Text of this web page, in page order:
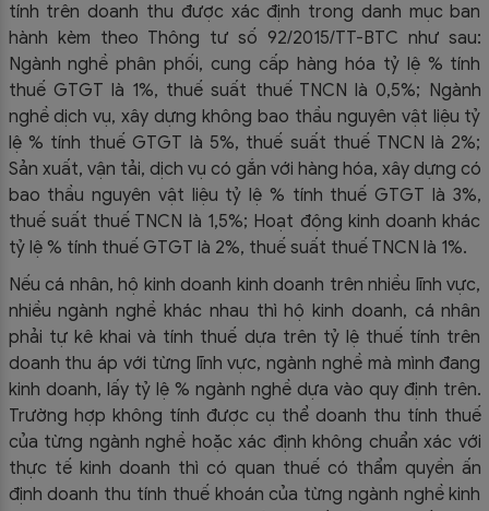
tính trên doanh thu được xác định trong danh mục ban
hành kèm theo Thông tư số 92/2015/TT-BTC như sau:
Ngành nghề phân phối, cung cấp hàng hóa tỷ lệ % tính
thuế GTGT là 1%, thuế suất thuế TNCN là 0,5%; Ngành
nghề dịch vụ, xây dựng không bao thầu nguyên vật liệu tỷ
lệ % tính thuế GTGT là 5%, thuế suất thuế TNCN là 2%;
Sản xuất, vận tải, dịch vụ có gắn với hàng hóa, xây dựng có
bao thầu nguyên vật liệu tỷ lệ % tính thuế GTGT là 3%,
thuế suất thuế TNCN là 1,5%; Hoạt động kinh doanh khác
tỷ lệ % tính thuế GTGT là 2%, thuế suất thuế TNCN là 1%.
Nếu cá nhân, hộ kinh doanh kinh doanh trên nhiều lĩnh vực,
nhiều ngành nghề khác nhau thì hộ kinh doanh, cá nhân
phải tự kê khai và tính thuế dựa trên tỷ lệ thuế tính trên
doanh thu áp với từng lĩnh vực, ngành nghề mà mình đang
kinh doanh, lấy tỷ lệ % ngành nghề dựa vào quy định trên.
Trường hợp không tính được cụ thể doanh thu tính thuế
của từng ngành nghề hoặc xác định không chuẩn xác với
thực tế kinh doanh thì có quan thuế có thẩm quyền ấn
định doanh thu tính thuế khoán của từng ngành nghề kinh